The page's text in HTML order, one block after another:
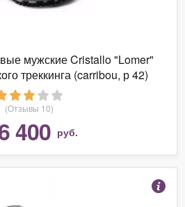
мужские Cristallo "Lomer"
треккинга (carribou, р 42)
(Отзывы 10)
400 руб.